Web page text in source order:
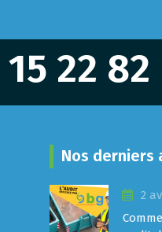
22 82
Nos derniers
2